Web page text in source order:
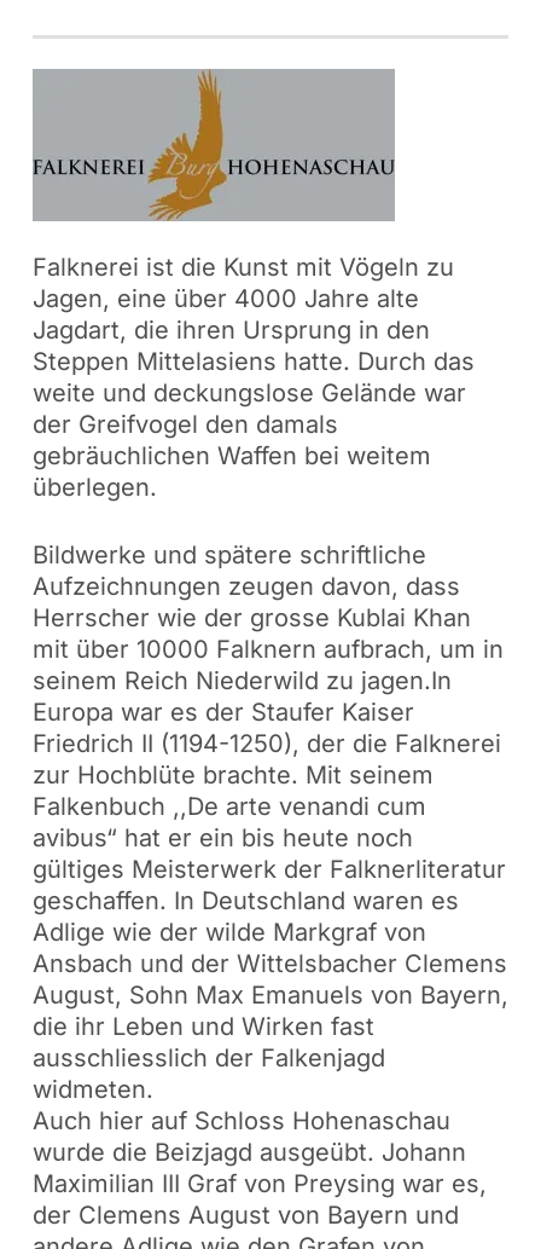
Falknerei ist die Kunst mit Vögeln zu
Jagen, eine über 4000 Jahre alte
Jagdart, die ihren Ursprung in den
Steppen Mittelasiens hatte. Durch das
weite und deckungslose Gelände war
der Greifvogel den damals
gebräuchlichen Waffen bei weitem
überlegen.
Bildwerke und spätere schriftliche
Aufzeichnungen zeugen davon, dass
Herrscher wie der grosse Kublai Khan
mit über 10000 Falknern aufbrach, um in
seinem Reich Niederwild zu jagen.In
Europa war es der Staufer Kaiser
Friedrich II (1194-1250), der die Falknerei
zur Hochblüte brachte. Mit seinem
Falkenbuch ,,De arte venandi cum
avibus“ hat er ein bis heute noch
gültiges Meisterwerk der Falknerliteratur
geschaffen. In Deutschland waren es
Adlige wie der wilde Markgraf von
Ansbach und der Wittelsbacher Clemens
August, Sohn Max Emanuels von Bayern,
die ihr Leben und Wirken fast
ausschliesslich der Falkenjagd
widmeten.
Auch hier auf Schloss Hohenaschau
wurde die Beizjagd ausgeübt. Johann
Maximilian III Graf von Preysing war es,
der Clemens August von Bayern und